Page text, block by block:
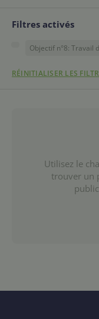
Filtres activés
Objectif n°8: Travail
RÉINITIALISER LES
Utilisez le
trouver un